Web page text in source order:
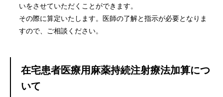
いをさせていただくことができます。
その際に算定いたします。医師の了解と指示が必要となりま
すので、ご相談ください。
在宅患者医療用麻薬持続注射療法加算につ
いて